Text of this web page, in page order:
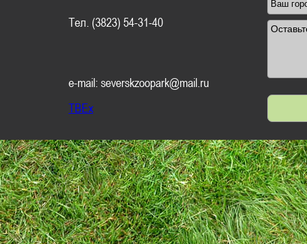
Тел. (3823) 54-31-40
e-mail: severskzoopark@mail.ru
TBEx